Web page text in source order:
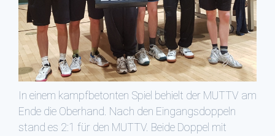
In einem kampfbetonten Spiel behielt der MUTTV am
Ende die Oberhand. Nach den Eingangsdoppeln
stand es 2:1 für den MUTTV. Beide Doppel mit